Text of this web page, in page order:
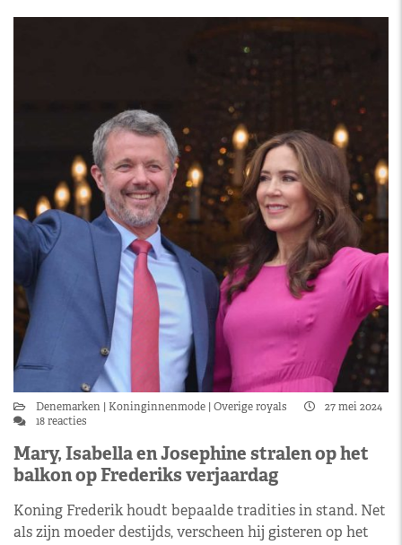
Denemarken Koninginnenmode Overige royals
27 mei 2024
18 reacties
Mary, Isabella en Josephine stralen op het
balkon op Frederiks verjaardag
Koning Frederik houdt bepaalde tradities in stand. Net
als zijn moeder destijds, verscheen hij gisteren op het